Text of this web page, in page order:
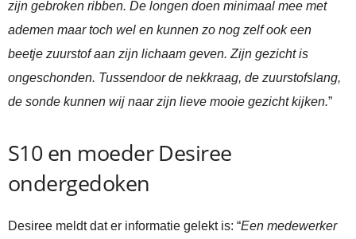
zijn gebroken ribben. De longen doen minimaal mee met
ademen maar toch wel en kunnen zo nog zelf ook een
beetje zuurstof aan zijn lichaam geven. Zijn gezicht is
ongeschonden. Tussendoor de nekkraag, de zuurstofslang,
de sonde kunnen wij naar zijn lieve mooie gezicht kijken.”
S10 en moeder Desiree
ondergedoken
Desiree meldt dat er informatie gelekt is: “Een medewerker